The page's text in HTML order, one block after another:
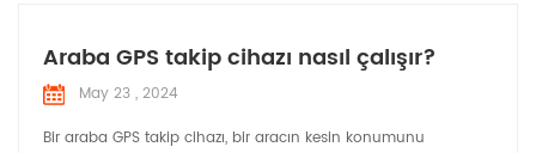
Araba GPS takip cihazı nasıl çalışır?
May 23 , 2024
Bir araba GPS takip cihazı, bir aracın kesin konumunu